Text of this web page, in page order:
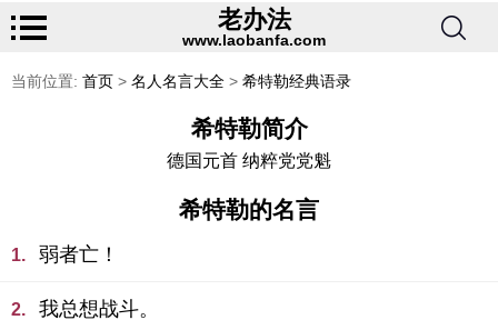
老办法
www.laobanfa.com
当前位置: 首页 > 名人名言大全 > 希特勒经典语录
希特勒简介
德国元首 纳粹党党魁
希特勒的名言
1. 弱者亡！
2. 我总想战斗。